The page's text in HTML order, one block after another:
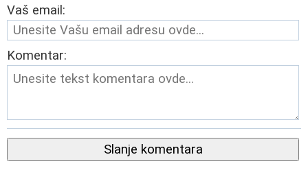
Vaš email:
Komentar:
Slanje komentara